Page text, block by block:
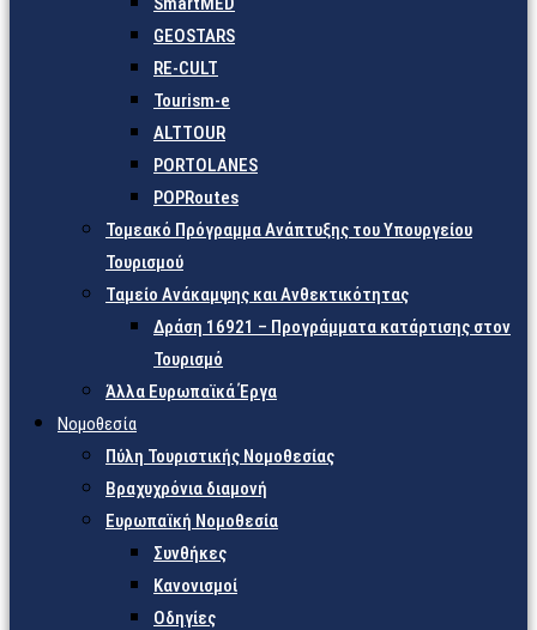
GEOSTARS
RE-CULT
Tourism-e
ALTTOUR
PORTOLANES
POPRoutes
Τομεακό Πρόγραμμα Ανάπτυξης του Υπουργείου
Τουρισμού
Ταμείο Ανάκαμψης και Ανθεκτικότητας
Δράση 16921 – Προγράμματα κατάρτισης στον
Τουρισμό
Άλλα Ευρωπαϊκά Έργα
Νομοθεσία
Πύλη Τουριστικής Νομοθεσίας
Βραχυχρόνια διαμονή
Ευρωπαϊκή Νομοθεσία
Συνθήκες
Κανονισμοί
Οδηγίες